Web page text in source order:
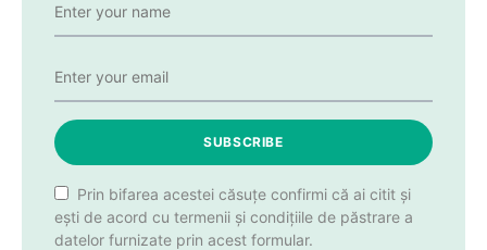
SUBSCRIBE
Prin bifarea acestei căsuțe confirmi că ai citit și
ești de acord cu termenii și condițiile de păstrare a
datelor furnizate prin acest formular.